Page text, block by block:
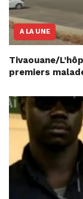
A LA UNE
Tivaouane/
premiers